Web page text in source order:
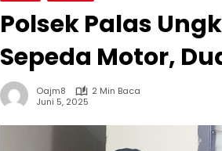
Polsek Palas
Sepeda Motor,
Oajm8
2 Min Baca
Juni 5, 2025